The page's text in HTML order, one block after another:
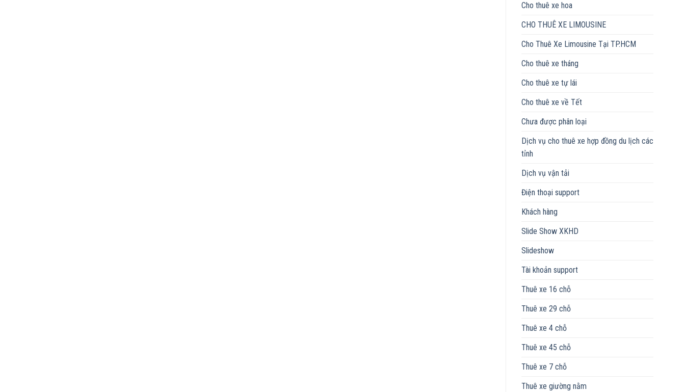
Cho thuê xe hoa
CHO THUÊ XE LIMOUSINE
Cho Thuê Xe Limousine Tại TP.HCM
Cho thuê xe tháng
Cho thuê xe tự lái
Cho thuê xe về Tết
Chưa được phân loại
Dịch vụ cho thuê xe hợp đồng du lịch các
tỉnh
Dịch vụ vận tải
Điện thoại support
Khách hàng
Slide Show XKHD
Slideshow
Tài khoản support
Thuê xe 16 chỗ
Thuê xe 29 chỗ
Thuê xe 4 chỗ
Thuê xe 45 chỗ
Thuê xe 7 chỗ
Thuê xe giường nằm